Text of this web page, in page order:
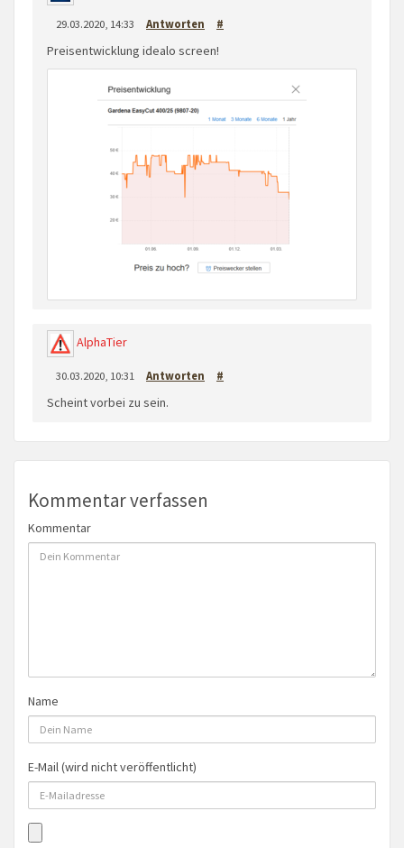
29.03.2020, 14:33 Antworten #
Preisentwicklung idealo screen!
AlphaTier
30.03.2020, 10:31 Antworten #
Scheint vorbei zu sein.
Kommentar verfassen
Kommentar
Name
E-Mail (wird nicht veröffentlicht)